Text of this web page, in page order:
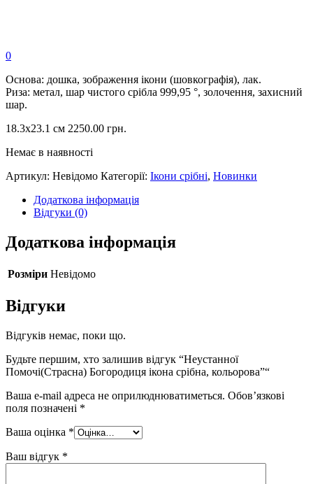
0
Основа: дошка, зображення ікони (шовкографія), лак.
Риза: метал, шар чистого срібла 999,95 °, золочення, захисний
шар.
18.3х23.1 см 2250.00 грн.
Немає в наявності
Артикул: Невідомо Категорії: Ікони срібні, Новинки
Додаткова інформація
Відгуки (0)
Додаткова інформація
Розміри Невідомо
Відгуки
Відгуків немає, поки що.
Будьте першим, хто залишив відгук “Неустанної
Помочі(Страсна) Богородиця ікона срібна, кольорова”“
Ваша e-mail адреса не оприлюднюватиметься. Обов’язкові
поля позначені *
Ваша оцінка *
Ваш відгук *